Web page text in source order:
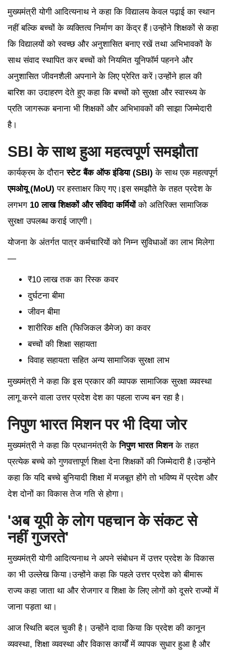
मुख्यमंत्री योगी आदित्यनाथ ने कहा कि विद्यालय केवल पढ़ाई का स्थान
नहीं बल्कि बच्चों के व्यक्तित्व निर्माण का केंद्र हैं।उन्होंने शिक्षकों से कहा
कि विद्यालयों को स्वच्छ और अनुशासित बनाए रखें तथा अभिभावकों के
साथ संवाद स्थापित कर बच्चों को नियमित यूनिफॉर्म पहनने और
अनुशासित जीवनशैली अपनाने के लिए प्रेरित करें।उन्होंने हाल की
बारिश का उदाहरण देते हुए कहा कि बच्चों को सुरक्षा और स्वास्थ्य के
प्रति जागरूक बनाना भी शिक्षकों और अभिभावकों की साझा जिम्मेदारी
है।
SBI के साथ हुआ महत्वपूर्ण समझौता
कार्यक्रम के दौरानस्टेट बैंक ऑफ इंडिया (SBI) के साथ एक महत्वपूर्ण
एमओयू (MoU) पर हस्ताक्षर किए गए।इस समझौते के तहत प्रदेश के
लगभग 10 लाख शिक्षकों और संविदा कर्मियोंको अतिरिक्त सामाजिक
सुरक्षा उपलब्ध कराई जाएगी।
योजना के अंतर्गत पात्र कर्मचारियों को निम्न सुविधाओं का लाभ मिलेगा
—
₹10 लाख तक का रिस्क कवर
दुर्घटना बीमा
जीवन बीमा
शारीरिक क्षति (फिजिकल डैमेज) का कवर
बच्चों की शिक्षा सहायता
विवाह सहायता सहित अन्य सामाजिक सुरक्षा लाभ
मुख्यमंत्री ने कहा कि इस प्रकार की व्यापक सामाजिक सुरक्षा व्यवस्था
लागू करने वाला उत्तर प्रदेश देश का पहला राज्य बन रहा है।
निपुण भारत मिशन पर भी दिया जोर
मुख्यमंत्री ने कहा कि प्रधानमंत्री केनिपुण भारत मिशनके तहत
प्रत्येक बच्चे को गुणवत्तापूर्ण शिक्षा देना शिक्षकों की जिम्मेदारी है।उन्होंने
कहा कि यदि बच्चे बुनियादी शिक्षा में मजबूत होंगे तो भविष्य में प्रदेश और
देश दोनों का विकास तेज गति से होगा।
'अब यूपी के लोग पहचान के संकट से
नहीं गुजरते'
मुख्यमंत्री योगी आदित्यनाथ ने अपने संबोधन में उत्तर प्रदेश के विकास
का भी उल्लेख किया।उन्होंने कहा कि पहले उत्तर प्रदेश को बीमारू
राज्य कहा जाता था और रोजगार व शिक्षा के लिए लोगों को दूसरे राज्यों में
जाना पड़ता था।
आज स्थिति बदल चुकी है। उन्होंने दावा किया कि प्रदेश की कानून
व्यवस्था, शिक्षा व्यवस्था और विकास कार्यों में व्यापक सुधार हुआ है और